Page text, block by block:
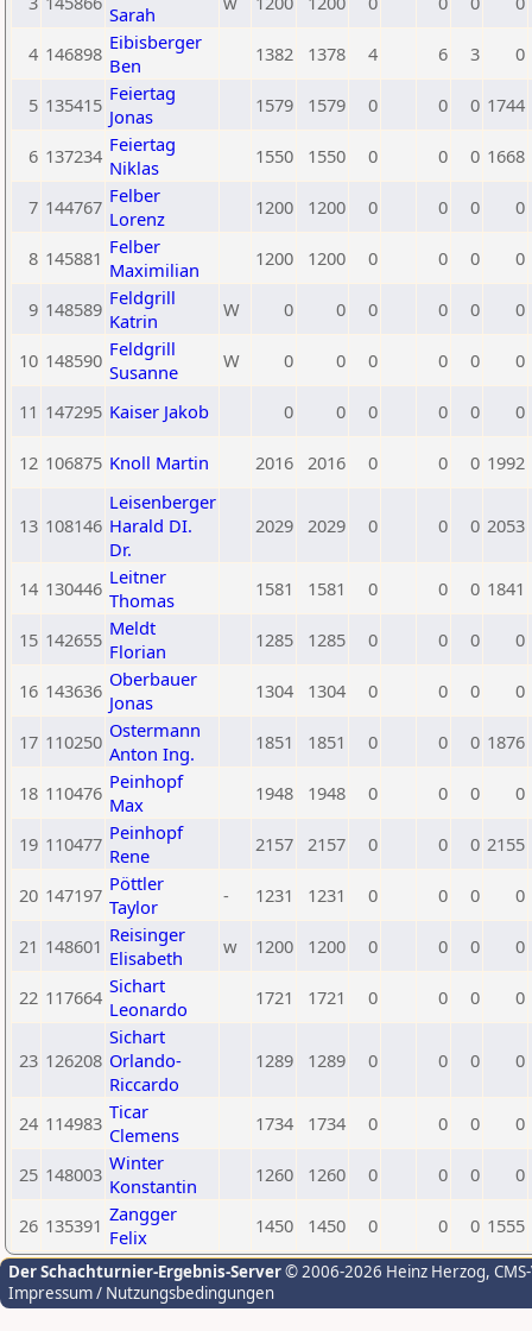
Sarah
4 146898 Eibisberger
Ben
1382 1378 4 6 3 0
5 135415 Feiertag
Jonas
1579 1579 0 0 0 1744
6 137234 Feiertag
Niklas
1550 1550 0 0 0 1668
7 144767 Felber
Lorenz
1200 1200 0 0 0 0
8 145881 Felber
Maximilian
1200 1200 0 0 0 0
9 148589 Feldgrill
Katrin
W 0 0 0 0 0 0
10 148590 Feldgrill
Susanne
W 0 0 0 0 0 0
11 147295 Kaiser Jakob 0 0 0 0 0 0
12 106875 Knoll Martin 2016 2016 0 0 0 1992
13 108146
Leisenberger
Harald DI.
Dr.
2029 2029 0 0 0 2053
14 130446 Leitner
Thomas
1581 1581 0 0 0 1841
15 142655 Meldt
Florian
1285 1285 0 0 0 0
16 143636 Oberbauer
Jonas
1304 1304 0 0 0 0
17 110250 Ostermann
Anton Ing.
1851 1851 0 0 0 1876
18 110476 Peinhopf
Max
1948 1948 0 0 0 0
19 110477 Peinhopf
Rene
2157 2157 0 0 0 2155
20 147197 Pöttler
Taylor
- 1231 1231 0 0 0 0
21 148601 Reisinger
Elisabeth
w 1200 1200 0 0 0 0
22 117664 Sichart
Leonardo
1721 1721 0 0 0 0
23 126208
Sichart
Orlando-
Riccardo
1289 1289 0 0 0 0
24 114983 Ticar
Clemens
1734 1734 0 0 0 0
25 148003 Winter
Konstantin
1260 1260 0 0 0 0
26 135391 Zangger
Felix
1450 1450 0 0 0 1555
Der Schachturnier-Ergebnis-Server© 2006-2026 Heinz Herzog,
Impressum / Nutzungsbedingungen